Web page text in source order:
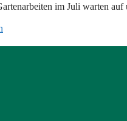
im Juli warten